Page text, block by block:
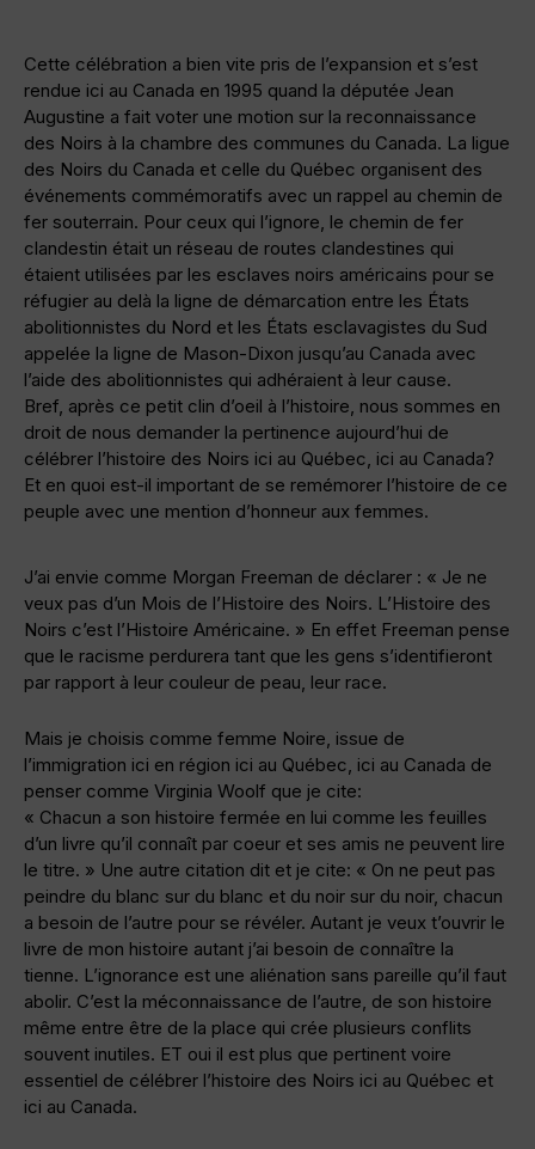
Cette célébration a bien vite pris de l’expansion et s’est
rendue ici au Canada en 1995 quand la députée Jean
Augustine a fait voter une motion sur la reconnaissance
des Noirs à la chambre des communes du Canada. La ligue
des Noirs du Canada et celle du Québec organisent des
événements commémoratifs avec un rappel au chemin de
fer souterrain. Pour ceux qui l’ignore, le chemin de fer
clandestin était un réseau de routes clandestines qui
étaient utilisées par les esclaves noirs américains pour se
réfugier au delà la ligne de démarcation entre les États
abolitionnistes du Nord et les États esclavagistes du Sud
appelée la ligne de Mason-Dixon jusqu’au Canada avec
l’aide des abolitionnistes qui adhéraient à leur cause.
Bref, après ce petit clin d’oeil à l’histoire, nous sommes en
droit de nous demander la pertinence aujourd’hui de
célébrer l’histoire des Noirs ici au Québec, ici au Canada?
Et en quoi est-il important de se remémorer l’histoire de ce
peuple avec une mention d’honneur aux femmes.
J’ai envie comme Morgan Freeman de déclarer : « Je ne
veux pas d’un Mois de l’Histoire des Noirs. L’Histoire des
Noirs c’est l’Histoire Américaine. » En effet Freeman pense
que le racisme perdurera tant que les gens s’identifieront
par rapport à leur couleur de peau, leur race.
Mais je choisis comme femme Noire, issue de
l’immigration ici en région ici au Québec, ici au Canada de
penser comme Virginia Woolf que je cite:
« Chacun a son histoire fermée en lui comme les feuilles
d’un livre qu’il connaît par coeur et ses amis ne peuvent lire
le titre. » Une autre citation dit et je cite: « On ne peut pas
peindre du blanc sur du blanc et du noir sur du noir, chacun
a besoin de l’autre pour se révéler. Autant je veux t’ouvrir le
livre de mon histoire autant j’ai besoin de connaître la
tienne. L’ignorance est une aliénation sans pareille qu’il faut
abolir. C’est la méconnaissance de l’autre, de son histoire
même entre être de la place qui crée plusieurs conflits
souvent inutiles. ET oui il est plus que pertinent voire
essentiel de célébrer l’histoire des Noirs ici au Québec et
ici au Canada.